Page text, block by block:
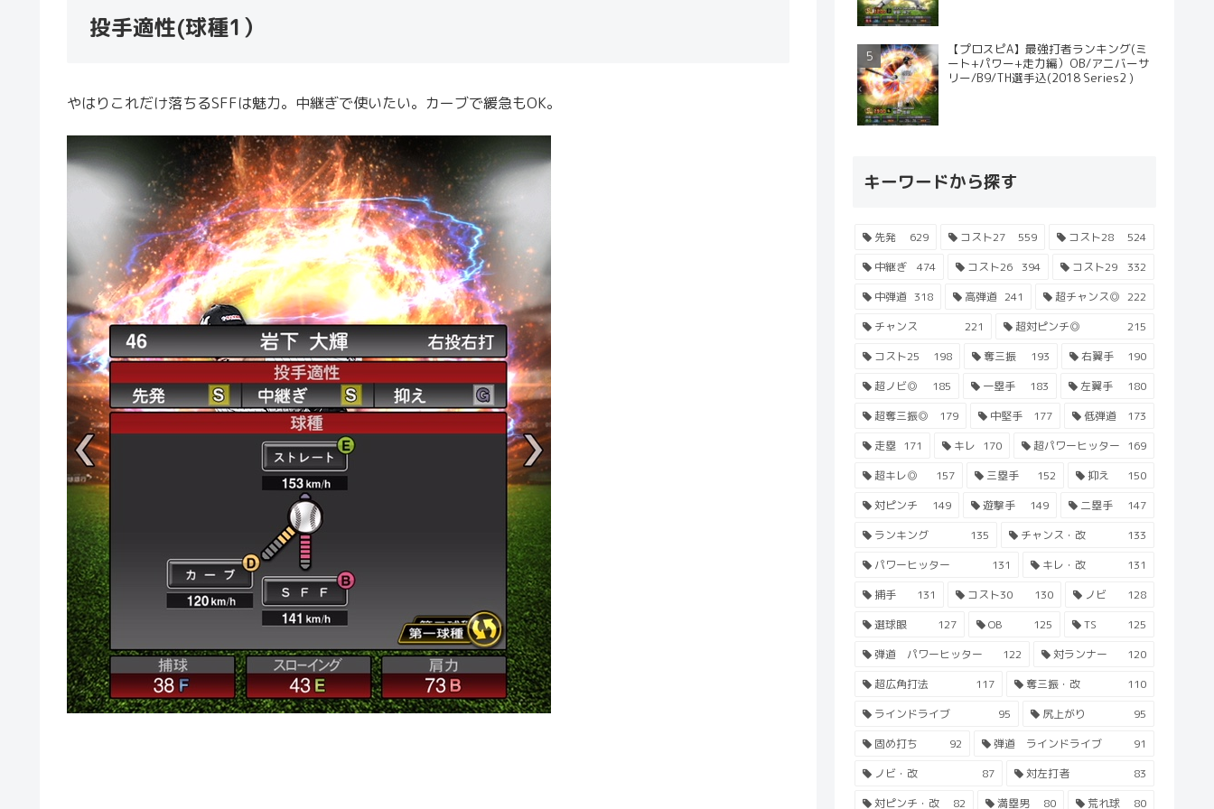
投手適性(球種1）
やはりこれだけ落ちるSFFは魅力。中継ぎで使いたい。カーブで緩急もOK。
【プロスピA】最強打者ランキング(ミ
ート+パワー+走力編）OB/アニバーサ
リー/B9/TH選手込(2018 Series2 )
キーワードから探す
先発 629 コスト27 559 コスト28
524
中継ぎ
474 コスト26 394 コスト29
332
中弾道 318 高弾道 241 超チャンス◎ 222
チャンス
221 超対ピンチ◎
215
コスト25
198 奪三振 193 右翼手
190
超ノビ◎
185 一塁手 183 左翼手
180
超奪三振◎
179 中堅手 177 低弾道
173
走塁 171 キレ 170 超パワーヒッター 169
超キレ◎
157 三塁手 152 抑え
150
対ピンチ
149 遊撃手 149 二塁手
147
ランキング
135 チャンス・改
133
パワーヒッター
131 キレ・改
131
捕手
131 コスト30 130 ノビ
128
選球眼
127 OB 125 TS
125
弾道 パワーヒッター
122 対ランナー
120
超広角打法
117 奪三振・改
110
ラインドライブ
95 尻上がり
95
固め打ち
92 弾道 ラインドライブ
91
ノビ・改
87 対左打者
83
対ピンチ・改
82 満塁男 80 荒れ球 80